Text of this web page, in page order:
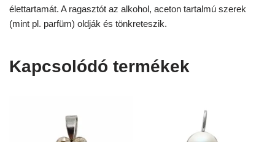
élettartamát. A ragasztót az alkohol, aceton tartalmú szerek
(mint pl. parfüm) oldják és tönkreteszik.
Kapcsolódó termékek